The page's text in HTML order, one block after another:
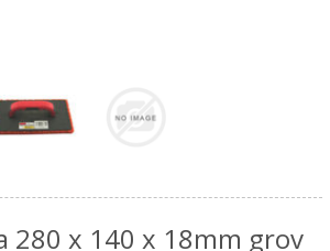
280 x 140 x 18mm grov